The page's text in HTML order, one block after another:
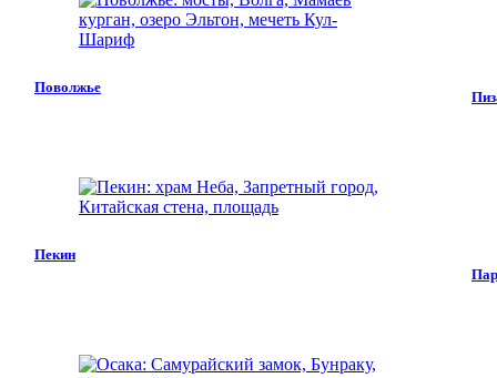
Поволжье
Пекин